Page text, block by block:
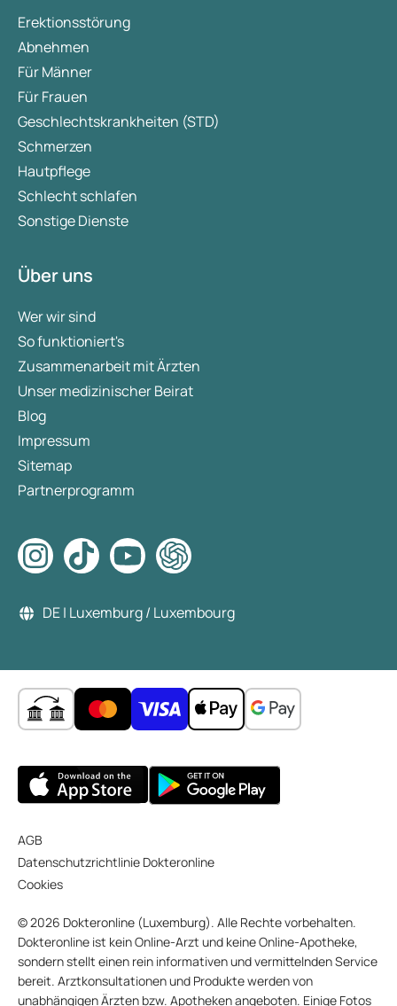
Erektionsstörung
Abnehmen
Für Männer
Für Frauen
Geschlechtskrankheiten (STD)
Schmerzen
Hautpflege
Schlecht schlafen
Sonstige Dienste
Über uns
Wer wir sind
So funktioniert's
Zusammenarbeit mit Ärzten
Unser medizinischer Beirat
Blog
Impressum
Sitemap
Partnerprogramm
DE | Luxemburg / Luxembourg
AGB
Datenschutzrichtlinie Dokteronline
Cookies
© 2026 Dokteronline (Luxemburg). Alle Rechte vorbehalten.
Dokteronline ist kein Online-Arzt und keine Online-Apotheke,
sondern stellt einen rein informativen und vermittelnden Service
bereit. Arztkonsultationen und Produkte werden von
unabhängigen Ärzten bzw. Apotheken angeboten. Einige Fotos